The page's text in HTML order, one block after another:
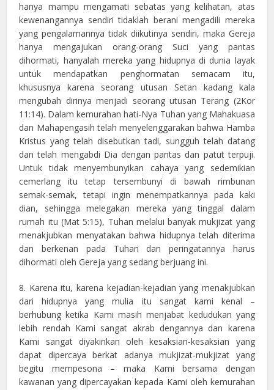
hanya mampu mengamati sebatas yang kelihatan, atas
kewenangannya sendiri tidaklah berani mengadili mereka
yang pengalamannya tidak diikutinya sendiri, maka Gereja
hanya mengajukan orang-orang Suci yang pantas
dihormati, hanyalah mereka yang hidupnya di dunia layak
untuk mendapatkan penghormatan semacam itu,
khususnya karena seorang utusan Setan kadang kala
mengubah dirinya menjadi seorang utusan Terang (2Kor
11:14). Dalam kemurahan hati-Nya Tuhan yang Mahakuasa
dan Mahapengasih telah menyelenggarakan bahwa Hamba
Kristus yang telah disebutkan tadi, sungguh telah datang
dan telah mengabdi Dia dengan pantas dan patut terpuji.
Untuk tidak menyembunyikan cahaya yang sedemikian
cemerlang itu tetap tersembunyi di bawah rimbunan
semak-semak, tetapi ingin menempatkannya pada kaki
dian, sehingga melegakan mereka yang tinggal dalam
rumah itu (Mat 5:15), Tuhan melalui banyak mukjizat yang
menakjubkan menyatakan bahwa hidupnya telah diterima
dan berkenan pada Tuhan dan peringatannya harus
dihormati oleh Gereja yang sedang berjuang ini.
8. Karena itu, karena kejadian-kejadian yang menakjubkan
dari hidupnya yang mulia itu sangat kami kenal –
berhubung ketika Kami masih menjabat kedudukan yang
lebih rendah Kami sangat akrab dengannya dan karena
Kami sangat diyakinkan oleh kesaksian-kesaksian yang
dapat dipercaya berkat adanya mukjizat-mukjizat yang
begitu mempesona – maka Kami bersama dengan
kawanan yang dipercayakan kepada Kami oleh kemurahan